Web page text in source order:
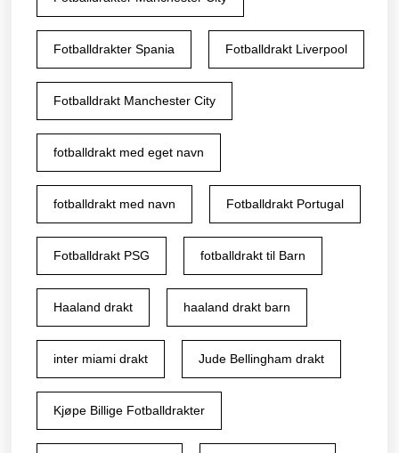
Fotballdrakter Spania Fotballdrakt Liverpool
Fotballdrakt Manchester City
fotballdrakt med eget navn
fotballdrakt med navn Fotballdrakt Portugal
Fotballdrakt PSG fotballdrakt til Barn
Haaland drakt haaland drakt barn
inter miami drakt Jude Bellingham drakt
Kjøpe Billige Fotballdrakter